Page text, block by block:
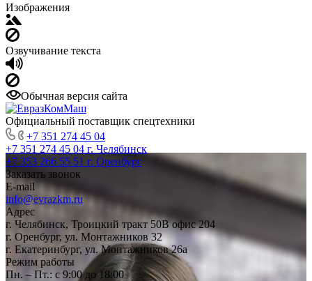
Изображения
Озвучивание текста
Обычная версия сайта
Официальный поставщик спецтехники
+7 351 274 45 04
+7 351 274 45 04 г. Челябинск
+7 353 266 55 51 г. Оренбург
Заказать звонок
E-mail
info@evrazkm.ru
Адрес
г. Челябинск, Троицкий тракт 50В офис 204
г. Оренбург, ул. Монтажников 32
г. Екатеринбург, ул. Монтажников 26а
Режим работы
Пн. – Пт.: с 9:00 до 18:00